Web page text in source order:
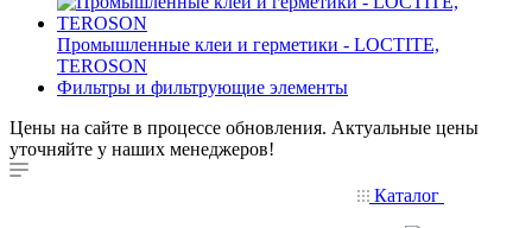
Промышленные клеи и герметики - LOCTITE,
TEROSON
Фильтры и фильтрующие элементы
Цены на сайте в процессе обновления. Актуальные цены
уточняйте у наших менеджеров!
Каталог